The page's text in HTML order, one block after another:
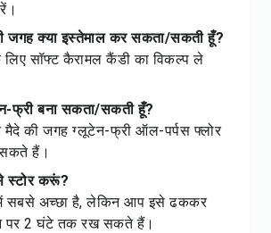
जगह क्या इस्तेमाल कर सकता/सकती हूँ?
सॉफ्ट कैरामल कैंडी का विकल्प ले
फ्री बना सकता/सकती हूँ?
मैदे की जगह ग्लूटेन-फ्री ऑल-पर्पस फ्लोर
हैं।
करूं?
सबसे अच्छा है, लेकिन आप इसे ढककर
पर 2 घंटे तक रख सकते हैं।